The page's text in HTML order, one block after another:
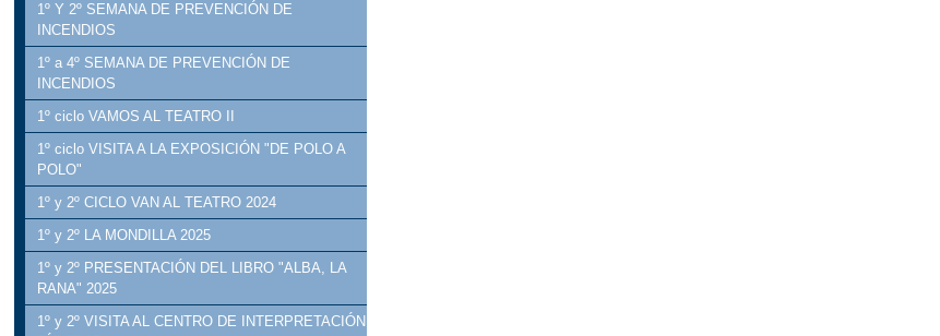
1º Y 2º SEMANA DE PREVENCIÓN DE
INCENDIOS
1º a 4º SEMANA DE PREVENCIÓN DE
INCENDIOS
1º ciclo VAMOS AL TEATRO II
1º ciclo VISITA A LA EXPOSICIÓN "DE POLO A
POLO"
1º y 2º CICLO VAN AL TEATRO 2024
1º y 2º LA MONDILLA 2025
1º y 2º PRESENTACIÓN DEL LIBRO "ALBA, LA
RANA" 2025
1º y 2º VISITA AL CENTRO DE INTERPRETACIÓN